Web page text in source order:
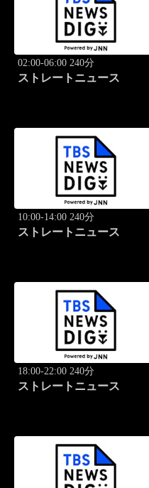
02:00-06:00 240分
ストレートニュース
10:00-14:00 240分
ストレートニュース
18:00-22:00 240分
ストレートニュース